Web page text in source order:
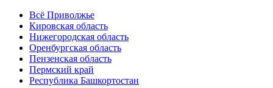
Всё Приволжье
Кировская область
Нижегородская область
Оренбургская область
Пензенская область
Пермский край
Республика Башкортостан